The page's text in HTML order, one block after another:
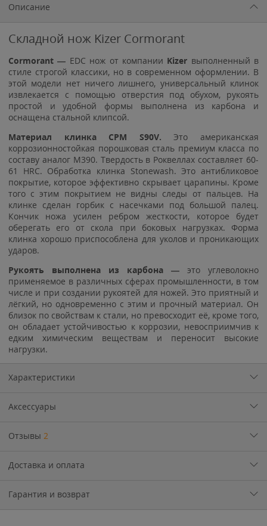
Описание
Складной нож Kizer Cormorant
Cormorant — EDC нож от компании Kizer выполненный в
стиле строгой классики, но в современном оформлении. В
этой модели нет ничего лишнего, универсальный клинок
извлекается с помощью отверстия под обухом, рукоять
простой и удобной формы выполнена из карбона и
оснащена стальной клипсой.
Материал клинка CPM S90V. Это американская
коррозионностойкая порошковая сталь премиум класса по
составу аналог М390. Твердость в Роквеллах составляет 60-
61 HRC. Обработка клинка Stonewash. Это антибликовое
покрытие, которое эффективно скрывает царапины. Кроме
того с этим покрытием не видны следы от пальцев. На
клинке сделан горбик с насечками под большой палец.
Кончик ножа усилен ребром жесткости, которое будет
оберегать его от скола при боковых нагрузках. Форма
клинка хорошо приспособлена для уколов и проникающих
ударов.
Рукоять выполнена из карбона — это углеволокно
применяемое в различных сферах промышленности, в том
числе и при создании рукоятей для ножей. Это приятный и
лёгкий, но одновременно с этим и прочный материал. Он
близок по свойствам к стали, но превосходит её, кроме того,
он обладает устойчивостью к коррозии, невосприимчив к
едким химическим веществам и переносит высокие
нагрузки.
Характеристики
Аксессуары
Отзывы 2
Доставка и оплата
Гарантия и возврат